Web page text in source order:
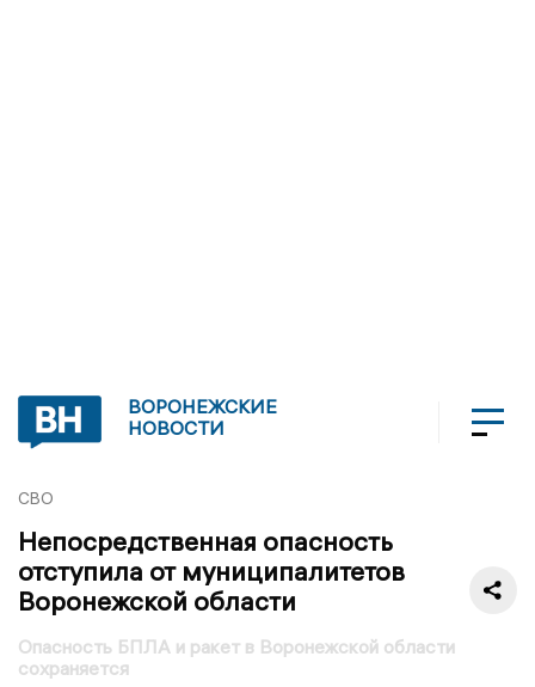
ВОРОНЕЖСКИЕ
НОВОСТИ
СВО
Непосредственная опасность
отступила от муниципалитетов
Воронежской области
Опасность БПЛА и ракет в Воронежской области
сохраняется